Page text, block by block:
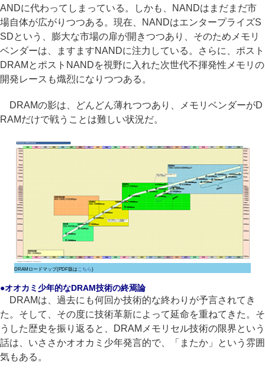
ANDに代わってしまっている。しかも、NANDはまだまだ市
場自体が広がりつつある。現在、NANDはエンタープライズS
SDという、膨大な市場の扉が開きつつあり、そのためメモリ
ベンダーは、ますますNANDに注力している。さらに、ポスト
DRAMとポストNANDを視野に入れた次世代不揮発性メモリの
開発レースも熾烈になりつつある。
DRAMの影は、どんどん薄れつつあり、メモリベンダーがD
RAMだけで戦うことは難しい状況だ。
DRAMロードマップ(PDF版は こちら)
●オオカミ少年的なDRAM技術の終焉論
DRAMは、過去にも何回か技術的な終わりが予言されてき
た。そして、その度に技術革新によって延命を重ねてきた。そ
うした歴史を振り返ると、DRAMメモリセル技術の限界という
話は、いささかオオカミ少年発言的で、「またか」という雰囲
気もある。